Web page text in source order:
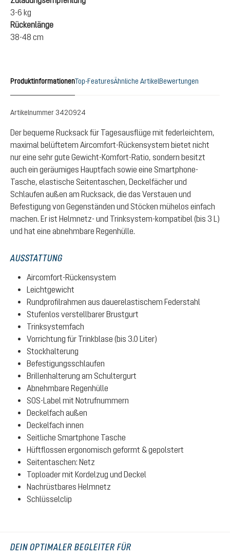
3-6 kg
Rückenlänge
38-48 cm
ProduktinformationenTop-FeaturesÄhnliche ArtikelBewertungen
Artikelnummer 3420924
Der bequeme Rucksack für Tagesausflüge mit federleichtem,
maximal belüftetem Aircomfort-Rückensystem bietet nicht
nur eine sehr gute Gewicht-Komfort-Ratio, sondern besitzt
auch ein geräumiges Hauptfach sowie eine Smartphone-
Tasche, elastische Seitentaschen, Deckelfächer und
Schlaufen außen am Rucksack, die das Verstauen und
Befestigung von Gegenständen und Stöcken mühelos einfach
machen. Er ist Helmnetz- und Trinksystem-kompatibel (bis 3 L)
und hat eine abnehmbare Regenhülle.
AUSSTATTUNG
Aircomfort-Rückensystem
Leichtgewicht
Rundprofilrahmen aus dauerelastischem Federstahl
Stufenlos verstellbarer Brustgurt
Trinksystemfach
Vorrichtung für Trinkblase (bis 3.0 Liter)
Stockhalterung
Befestigungsschlaufen
Brillenhalterung am Schultergurt
Abnehmbare Regenhülle
SOS-Label mit Notrufnummern
Deckelfach außen
Deckelfach innen
Seitliche Smartphone Tasche
Hüftflossen ergonomisch geformt & gepolstert
Seitentaschen: Netz
Toploader mit Kordelzug und Deckel
Nachrüstbares Helmnetz
Schlüsselclip
DEIN OPTIMALER BEGLEITER FÜR